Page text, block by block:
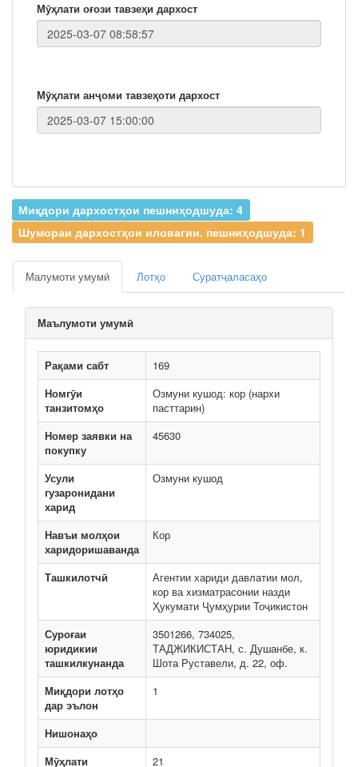
Мӯҳлати оғози тавзеҳи дархост
Мӯҳлати анҷоми тавзеҳоти дархост
Миқдори дархостҳои пешниҳодшуда: 4
Шумораи дархостҳои иловагии. пешниҳодшуда: 1
Малумоти умумӣ Лотҳо Суратҷаласаҳо
Маълумоти умумӣ
Рақами сабт
169
Номгӯи
танзитомҳо
Озмуни кушод: кор (нархи
пасттарин)
Номер заявки на
покупку
45630
Усули
гузаронидани
харид
Озмуни кушод
Навъи молҳои
харидоришаванда
Кор
Ташкилотчӣ
Агентии хариди давлатии мол,
кор ва хизматрасонии назди
Ҳукумати Ҷумҳурии Тоҷикистон
Суроғаи
юридикии
ташкилкунанда
3501266, 734025,
ТАДЖИКИСТАН, с. Душанбе, к.
Шота Руставели, д. 22, оф.
Миқдори лотҳо
дар эълон
1
Нишонаҳо
Мӯҳлати
21